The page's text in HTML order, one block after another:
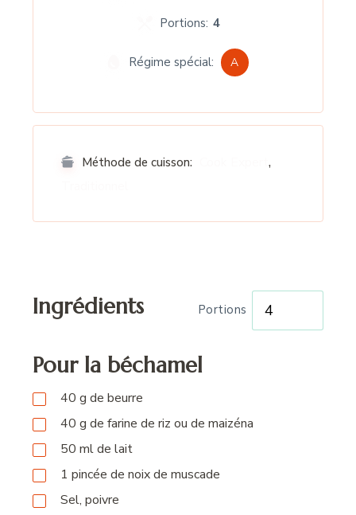
Portions: 4
Régime spécial: A
Méthode de cuisson: Cook Expert,
Ingrédients Portions
Pour la béchamel
40 g de beurre
40 g de farine de riz ou de maizéna
50 mlde lait
1 pincée de noix de muscade
Sel, poivre